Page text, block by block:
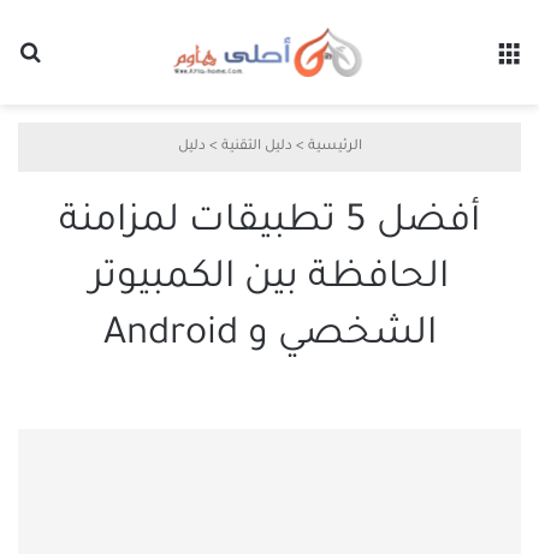
الرئيسية > دليل التقنية > دليل
أفضل 5 تطبيقات لمزامنة
الحافظة بين الكمبيوتر
الشخصي و Android